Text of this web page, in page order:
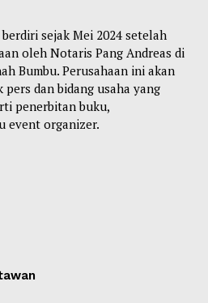
sejak Mei 2024 setelah
oleh Notaris Pang Andreas di
Bumbu. Perusahaan ini akan
dan bidang usaha yang
penerbitan buku,
event organizer.